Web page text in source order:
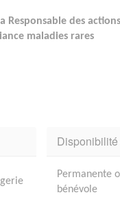
Responsable des
maladies rares
Permanente
bénévole